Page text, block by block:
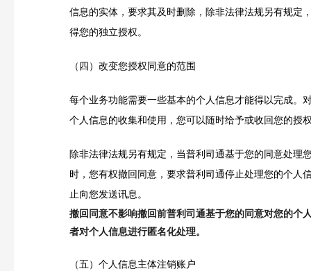
信息的实体，要求其及时删除，除非法律法规另有规定
得您的独立授权。
（四）改变您授权同意的范围
每个业务功能需要一些基本的个人信息才能得以完成。
个人信息的收集和使用，您可以随时给予或收回您的授
除非法律法规另有规定，当普利司通基于您的同意处理
时，您有权撤回同意，要求普利司通停止处理您的个人
止向您发送讯息。
撤回同意不影响撤回前普利司通基于您的同意对您的个
者对个人信息进行匿名化处理。
（五）个人信息主体注销账户